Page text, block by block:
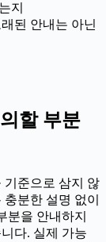
지
된 안내는 아닌
할 부분
기준으로 삼지 않
분한 설명 없이
분을 안내하지
다. 실제 가능